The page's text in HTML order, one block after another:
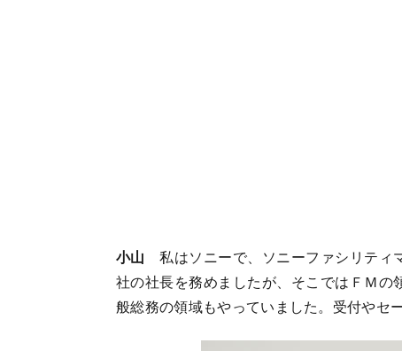
小山 私はソニーで、ソニーファシリティ
社の社長を務めましたが、そこではＦＭ
般総務の領域もやっていました。受付やセ